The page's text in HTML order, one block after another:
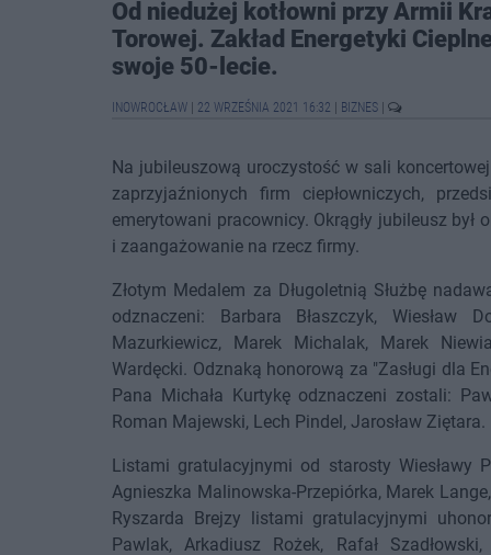
Od niedużej kotłowni przy Armii
Torowej. Zakład Energetyki
swoje 50-lecie.
INOWROCŁAW 22 WRZEŚNIA 2021 16:32 BIZNES
Na jubileuszową uroczystość w sali
zaprzyjaźnionych firm ciepłowniczych,
emerytowani pracownicy. Okrągły jubileusz
i zaangażowanie na rzecz firmy.
Złotym Medalem za Długoletnią Służbę
odznaczeni: Barbara Błaszczyk, Wiesław
Mazurkiewicz, Marek Michalak, Marek
Wardęcki. Odznaką honorową za "Zasługi dla
Pana Michała Kurtykę odznaczeni zostali:
Roman Majewski, Lech Pindel, Jarosław Ziętara.
Listami gratulacyjnymi od starosty Wiesławy
Agnieszka Malinowska-Przepiórka, Marek
Ryszarda Brejzy listami gratulacyjnymi
Pawlak, Arkadiusz Rożek, Rafał